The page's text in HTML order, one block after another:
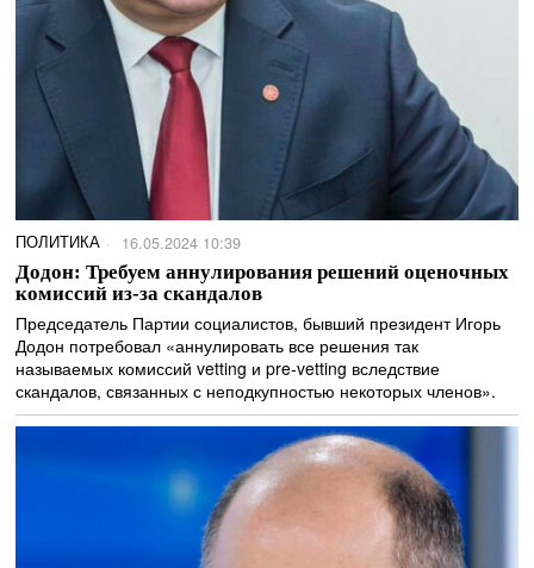
ПОЛИТИКА 16.05.2024 10:39
Додон: Требуем аннулирования решений оценочных
комиссий из-за скандалов
Председатель Партии социалистов, бывший президент Игорь
Додон потребовал «аннулировать все решения так
называемых комиссий vetting и pre-vetting вследствие
скандалов, связанных с неподкупностью некоторых членов».